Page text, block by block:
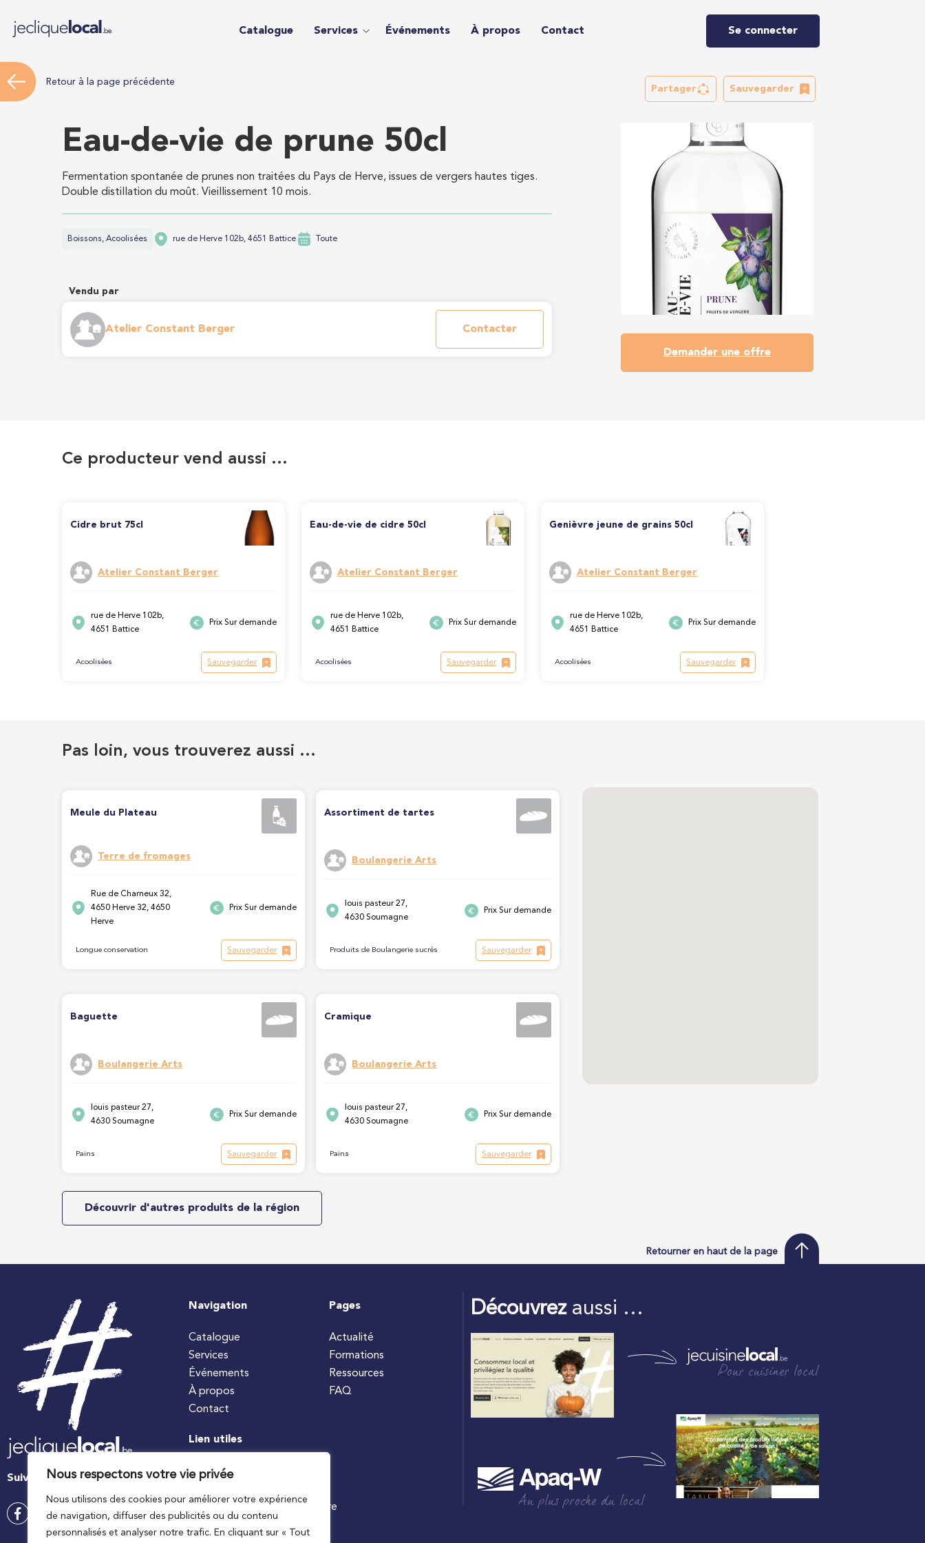
Nous respectons votre vie privée
Nous utilisons des cookies pour améliorer votre expérience
de navigation, diffuser des publicités ou du contenu
personnalisés et analyser notre trafic. En cliquant sur « Tout
Catalogue Services Événements À propos Contact Se connecter
Retour à la page précédente
Partager Sauvegarder
Eau-de-vie de prune 50cl
Fermentation spontanée de prunes non traitées du Pays de Herve, issues de vergers hautes tiges.
Double distillation du moût. Vieillissement 10 mois.
Boissons, Acoolisées rue de Herve 102b, 4651 Battice Toute
Vendu par
Atelier Constant Berger Contacter
Demander une offre
Ce producteur vend aussi …
Cidre brut 75cl
Atelier Constant Berger
rue de Herve 102b,
4651 Battice
Prix Sur demande
Acoolisées Sauvegarder
Eau-de-vie de cidre 50cl
Atelier Constant Berger
rue de Herve 102b,
4651 Battice
Prix Sur demande
Acoolisées Sauvegarder
Genièvre jeune de grains 50cl
Atelier Constant Berger
rue de Herve 102b,
4651 Battice
Prix Sur demande
Acoolisées Sauvegarder
Pas loin, vous trouverez aussi …
Meule du Plateau
Terre de fromages
Rue de Charneux 32,
4650 Herve 32, 4650
Herve
Prix Sur demande
Longue conservation Sauvegarder
Assortiment de tartes
Boulangerie Arts
louis pasteur 27,
4630 Soumagne
Prix Sur demande
Produits de Boulangerie sucrés Sauvegarder
Baguette
Boulangerie Arts
louis pasteur 27,
4630 Soumagne
Prix Sur demande
Pains Sauvegarder
Cramique
Boulangerie Arts
louis pasteur 27,
4630 Soumagne
Prix Sur demande
Pains Sauvegarder
Découvrir d'autres produits de la région
Retourner en haut de la page
Suivez-nous
Navigation
Catalogue
Services
Événements
À propos
Contact
Pages
Actualité
Formations
Ressources
FAQ
Lien utiles
#jecuisinelocal
Ministre wallon de l’agriculture
Découvrezaussi …
Pour cuisiner local
Au plus proche du local